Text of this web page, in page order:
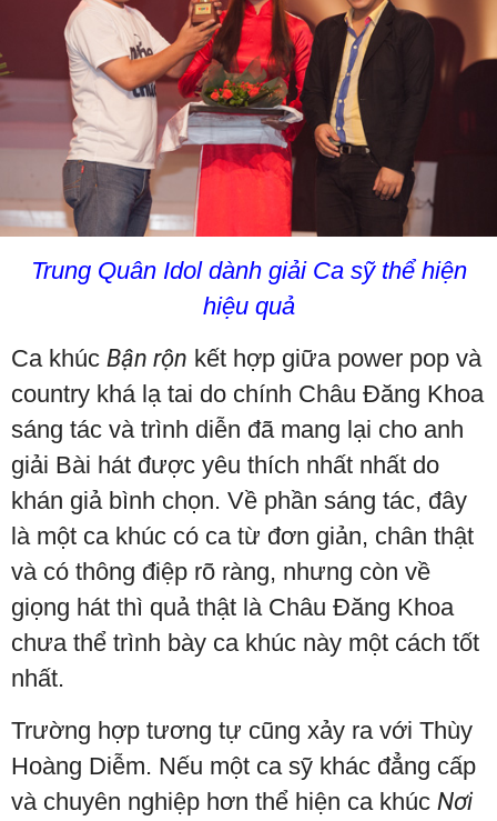
Trung Quân Idol dành giải Ca sỹ thể hiện
hiệu quả
Ca khúc Bận rộn kết hợp giữa power pop và
country khá lạ tai do chính Châu Đăng Khoa
sáng tác và trình diễn đã mang lại cho anh
giải Bài hát được yêu thích nhất nhất do
khán giả bình chọn. Về phần sáng tác, đây
là một ca khúc có ca từ đơn giản, chân thật
và có thông điệp rõ ràng, nhưng còn về
giọng hát thì quả thật là Châu Đăng Khoa
chưa thể trình bày ca khúc này một cách tốt
nhất.
Trường hợp tương tự cũng xảy ra với Thùy
Hoàng Diễm. Nếu một ca sỹ khác đẳng cấp
và chuyên nghiệp hơn thể hiện ca khúc Nơi